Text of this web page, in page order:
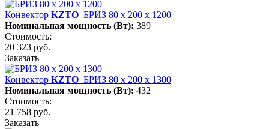
Конвектор KZTO БРИЗ 80 х 200 х 1200
Номинальная мощность (Вт): 389
Стоимость:
20 323 руб.
Заказать
Конвектор KZTO БРИЗ 80 х 200 х 1300
Номинальная мощность (Вт): 432
Стоимость:
21 758 руб.
Заказать